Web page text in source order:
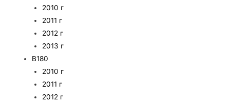
2010 г
2011 г
2012 г
2013 г
B180
2010 г
2011 г
2012 г